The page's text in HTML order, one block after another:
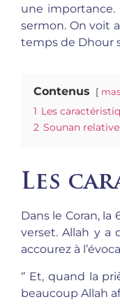
une importance.
sermon. On voit
temps de Dhour
Contenus
1 Les
2 Sounan
Les
Dans le Coran,
verset. Allah y a
accourez à
‘’ Et, quand la
beaucoup Allah